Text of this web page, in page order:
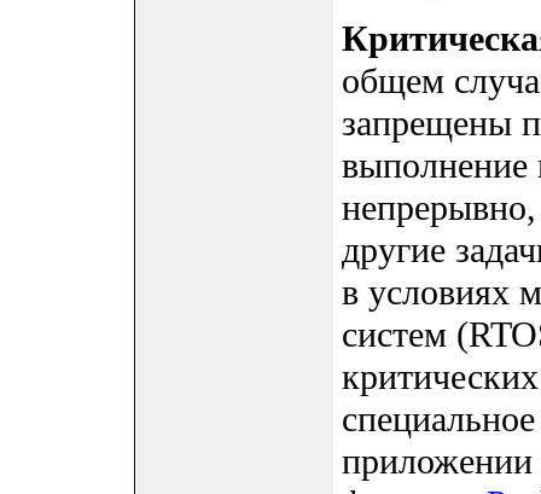
общем
запрещены
выполнение
непрерывно,
другие
в условиях
систем
приложении